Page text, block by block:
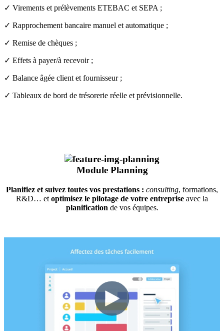
✓ Virements et prélèvements ETEBAC et SEPA ;
✓ Rapprochement bancaire manuel et automatique ;
✓ Remise de chèques ;
✓ Effets à payer/à recevoir ;
✓ Balance âgée client et fournisseur ;
✓ Tableaux de bord de trésorerie réelle et prévisionnelle.
Module Planning
Planifiez et suivez toutes vos prestations : consulting, formations,
R&D… et optimisez le pilotage de votre entreprise avec la
planification de vos équipes.